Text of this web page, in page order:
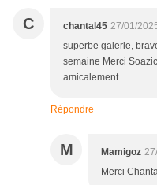
C chantal45 27/01/
superbe galerie,
semaine Merci
amicalement
Répondre
M Mamigoz
Merci